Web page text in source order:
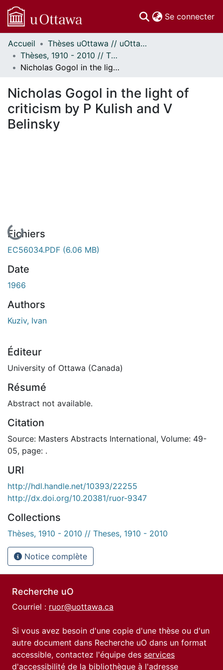
Se connecter
Communautés
et collections
Parcourir
À propos
Accueil
Thèses uOttawa // uOttawa Theses
Thèses, 1910 - 2010 // Theses, 1910 - 2010
Nicholas Gogol in the light of criticism by P Kulish and V Belinsky
Nicholas Gogol in the light of
criticism by P Kulish and V
Belinsky
En cours de chargement...
Fichiers
EC56034.PDF (6.06 MB)
Date
1966
Authors
Kuziv, Ivan
Éditeur
University of Ottawa (Canada)
Résumé
Abstract not available.
Citation
Source: Masters Abstracts International, Volume: 49-
05, page: .
URI
http://hdl.handle.net/10393/22255
http://dx.doi.org/10.20381/ruor-9347
Collections
Thèses, 1910 - 2010 // Theses, 1910 - 2010
Notice complète
Recherche uO
Courriel : ruor@uottawa.ca
Si vous avez besoin d'une copie d'une thèse ou d'un
autre document dans Recherche uO dans un format
accessible, contactez l'équipe des services
d'accessibilité de la bibliothèque à l'adresse